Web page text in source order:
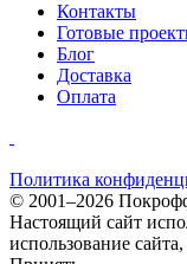
Контакты
Готовые
Блог
Доставка
Оплата
Политика
© 2001–2026
Настоящий сайт
использование